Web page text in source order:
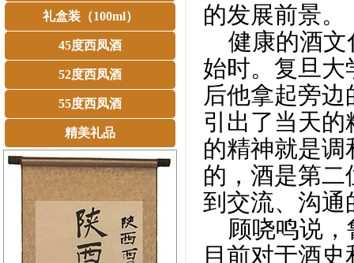
礼盒装（100ml）
45度西凤酒
52度西凤酒
55度西凤酒
精美礼品
的发展前景。
健康的酒文
始时。复旦
后他拿起旁
引出了当天
的精神就是
的，酒是第二
到交流、沟通
顾哓鸣说，
目前对于酒